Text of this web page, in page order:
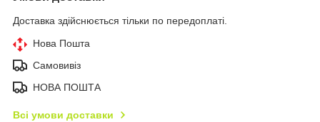
Доставка здійснюється тільки по передоплаті.
Нова Пошта
Самовивіз
НОВА ПОШТА
Всі умови доставки